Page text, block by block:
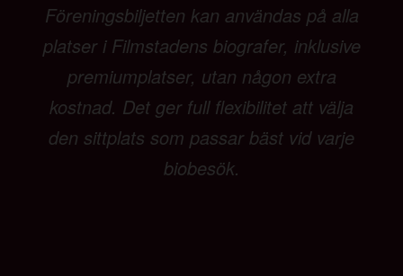
Föreningsbiljetten kan användas på alla
platser i Filmstadens biografer, inklusive
premiumplatser, utan någon extra
kostnad. Det ger full flexibilitet att välja
den sittplats som passar bäst vid varje
biobesök.